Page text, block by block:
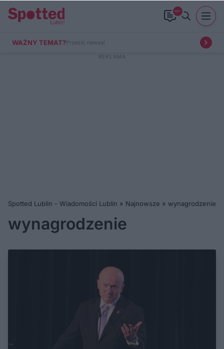
99+
WAŻNY TEMAT?Prześlij newsa!
Spotted Lublin - Wiadomości Lublin » Najnowsze » wynagrodzenie
wynagrodzenie